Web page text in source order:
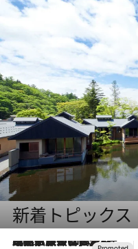
新着トピック
2026.7.31
【ホテル帰省】という選択肢をOMOが提案。家族とほどよい距離を保つには「昼は実家、夜は気兼ねなくホテルで！」